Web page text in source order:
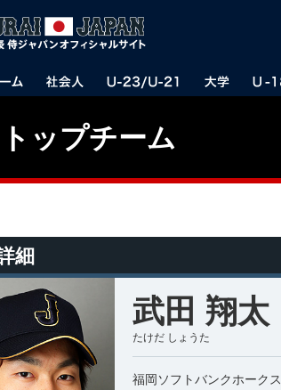
トップチーム
細
武田 翔太
たけだ しょうた
福岡ソフトバンクホークス